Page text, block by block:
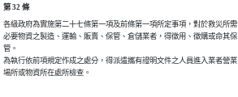
第 32 條
各級政府為實施第二十七條第一項及前條第一項所定事項，對於救災所需
必要物資之製造、運輸、販賣、保管、倉儲業者，得徵用、徵購或命其保
管。
為執行依前項規定作成之處分，得派遣攜有證明文件之人員進入業者營業
場所或物資所在處所檢查。